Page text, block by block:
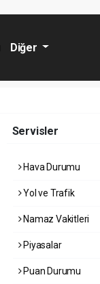
Diğer
Servisler
Hava Durumu
Yol ve Trafik
Namaz Vakitleri
Piyasalar
Puan Durumu